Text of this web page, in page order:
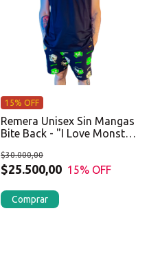
Remera Unisex Sin Mangas
Bite Back - "I Love Monster
$25.500,00
$30.000,00
15% OFF
15% OFF
Comprar